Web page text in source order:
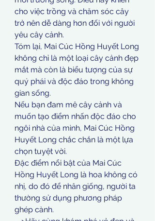
cho việc trồng và chăm sóc cây
trở nên dễ dàng hơn đối với người
yêu cây cảnh.
Tóm lại, Mai Cúc Hồng Huyết Long
không chỉ là một loại cây cảnh đẹp
mắt mà còn là biểu tượng của sự
quý phái và độc đáo trong không
gian sống.
Nếu bạn đam mê cây cảnh và
muốn tạo điểm nhấn độc đáo cho
ngôi nhà của mình, Mai Cúc Hồng
Huyết Long chắc chắn là một lựa
chọn tuyệt vời.
Đặc điểm nổi bật của Mai Cúc
Hồng Huyết Long là hoa không có
nhị, do đó để nhân giống, người ta
thường sử dụng phương pháp
ghép cành.